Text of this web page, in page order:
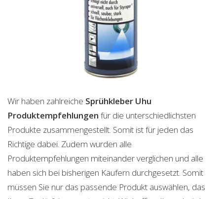
Wir haben zahlreiche Sprühkleber Uhu
Produktempfehlungen für die unterschiedlichsten
Produkte zusammengestellt. Somit ist für jeden das
Richtige dabei. Zudem wurden alle
Produktempfehlungen miteinander verglichen und alle
haben sich bei bisherigen Käufern durchgesetzt. Somit
müssen Sie nur das passende Produkt auswählen, das